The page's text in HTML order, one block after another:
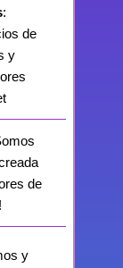
:
de
y
de
y